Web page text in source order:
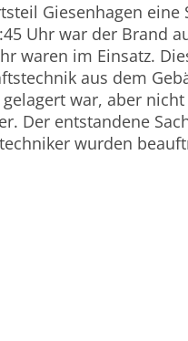
Giesenhagen eine
Uhr war der Brand
waren im Einsatz.
aus dem
war, aber
Der entstandene
wurden